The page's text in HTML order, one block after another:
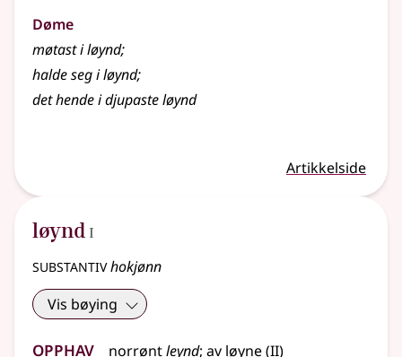
Døme
møtast i løynd;
halde seg i løynd;
det hende i djupaste løynd
Artikkelside
løynd 1
I
substantivhokjønn
Vis bøying
Opphav norrøntleynd; av løyne(2
II)